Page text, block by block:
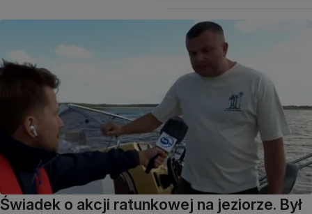
Świadek o akcji ratunkowej na jeziorze. Był